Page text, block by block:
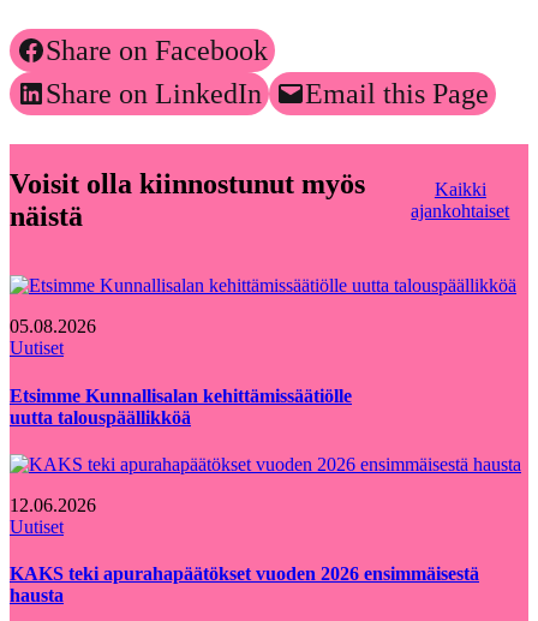
Share on Facebook
Share on LinkedIn
Email this Page
Voisit olla kiinnostunut myös
näistä
Kaikki
ajankohtaiset
05.08.2026
Uutiset
Etsimme Kunnallisalan kehittämissäätiölle
uutta talouspäällikköä
12.06.2026
Uutiset
KAKS teki apurahapäätökset vuoden 2026 ensimmäisestä
hausta